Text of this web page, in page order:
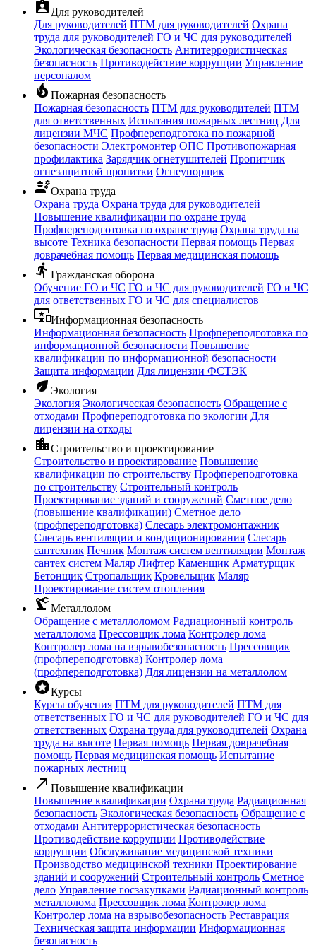
assignment_ind Для руководителей
Для руководителей ПТМ для руководителей Охрана
труда для руководителей ГО и ЧС для руководителей
Экологическая безопасность Антитеррористическая
безопасность Противодействие коррупции Управление
персоналом
local_fire_department Пожарная безопасность
Пожарная безопасность ПТМ для руководителей ПТМ
для ответственных Испытания пожарных лестниц Для
лицензии МЧС Профпереподготока по пожарной
безопасности Электромонтер ОПС Противопожарная
профилактика Зарядчик огнетушителей Пропитчик
огнезащитной пропитки Огнеупорщик
engineeringОхрана труда
Охрана труда Охрана труда для руководителей
Повышение квалификации по охране труда
Профпереподготовка по охране труда Охрана труда на
высоте Техника безопасности Первая помощь Первая
доврачебная помощь Первая медицинская помощь
directions_run Гражданская оборона
Обучение ГО и ЧС ГО и ЧС для руководителей ГО и ЧС
для ответственных ГО и ЧС для специалистов
important_devicesИнформационная безопасность
Информационная безопасность Профпереподготовка по
информационной безопасности Повышение
квалификации по информационной безопасности
Защита информации Для лицензии ФСТЭК
eco Экология
Экология Экологическая безопасность Обращение с
отходами Профпереподготовка по экологии Для
лицензии на отходы
location_cityСтроительство и проектирование
Строительство и проектирование Повышение
квалификации по строительству Профпереподготовка
по строительству Строительный контроль
Проектирование зданий и сооружений Сметное дело
(повышение квалификации) Сметное дело
(профпереподготовка) Слесарь электромонтажник
Слесарь вентиляции и кондиционирования Слесарь
сантехник Печник Монтаж систем вентиляции Монтаж
сантех систем Маляр Лифтер Каменщик Арматурщик
Бетонщик Стропальщик Кровельщик Маляр
Проектирование систем отопления
precision_manufacturingМеталлолом
Обращение с металлоломом Радиационный контроль
металлолома Прессовщик лома Контролер лома
Контролер лома на взрывобезопасность Прессовщик
(профпереподготовка) Контролер лома
(профпереподготовка) Для лицензии на металлолом
starsКурсы
Курсы обучения ПТМ для руководителей ПТМ для
ответственных ГО и ЧС для руководителей ГО и ЧС для
ответственных Охрана труда для руководителей Охрана
труда на высоте Первая помощь Первая доврачебная
помощь Первая медицинская помощь Испытание
пожарных лестниц
call_made Повышение квалификации
Повышение квалификации Охрана труда Радиационная
безопасность Экологическая безопасность Обращение с
отходами Антитеррористическая безопасность
Противодействие коррупции Противодействие
коррупции Обслуживание медицинской техники
Производство медицинской техники Проектирование
зданий и сооружений Строительный контроль Сметное
дело Управление госзакупками Радиационный контроль
металлолома Прессовщик лома Контролер лома
Контролер лома на взрывобезопасность Реставрация
Техническая защита информации Информационная
безопасность